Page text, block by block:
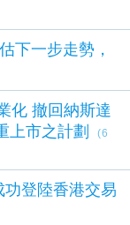
下一步走勢，
達
上市之計劃
(6
登陸香港交易